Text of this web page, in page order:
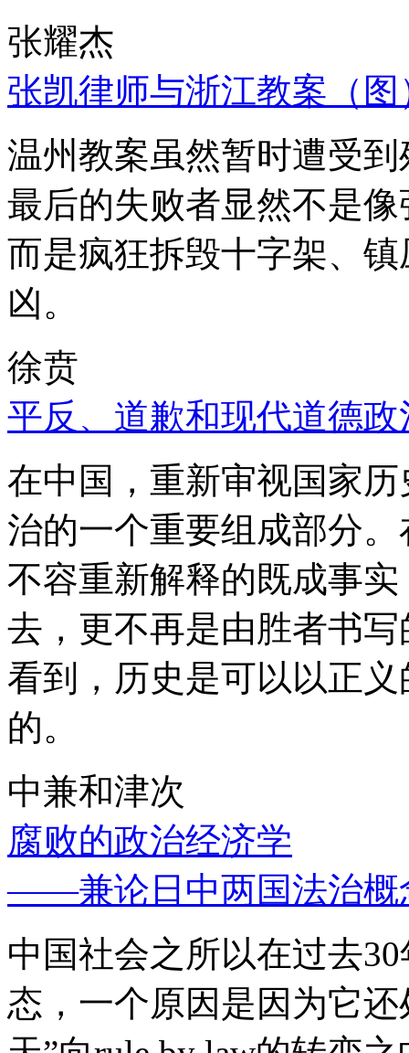
张耀杰
张凯律师与浙江教案（图
温州教案虽然暂时遭受
最后的失败者显然不是
而是疯狂拆毁十字架、
凶。
徐贲
平反、道歉和现代道德政
在中国，重新审视国家
治的一个重要组成部分
不容重新解释的既成事
去，更不再是由胜者书
看到，历史是可以以正
的。
中兼和津次
腐败的政治经济学
——兼论日中两国法治概
中国社会之所以在过去
态，一个原因是因为它